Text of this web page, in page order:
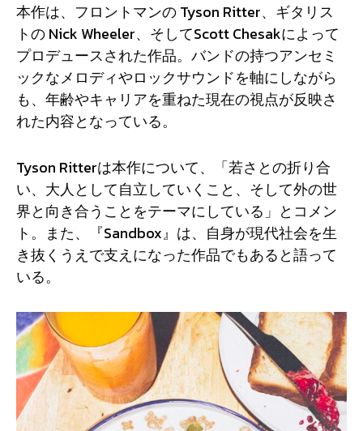
本作は、フロントマンの Tyson Ritter、ギタリス
トの Nick Wheeler、そしてScott Chesakによって
プロデュースされた作品。バンドの持つアンセミ
ックなメロディやロックサウンドを軸にしながら
も、年齢やキャリアを重ねた現在の視点が反映さ
れた内容となっている。
Tyson Ritterは本作について、「若さとの折り合
い、大人として自立していくこと、そして外の世
界と向き合うことをテーマにしている」とコメン
ト。また、『Sandbox』は、自身が現代社会を生
き抜くうえで支えになった作品でもあると語って
いる。